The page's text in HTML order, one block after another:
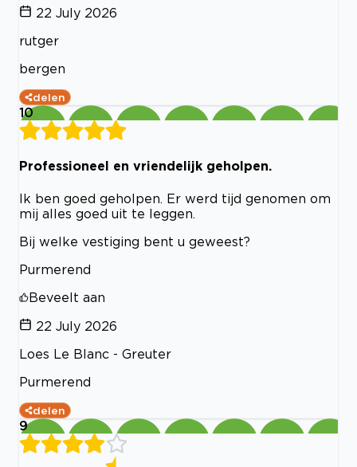
22 July 2026
rutger
bergen
delen
10
Professioneel en vriendelijk geholpen.
Ik ben goed geholpen. Er werd tijd genomen om
mij alles goed uit te leggen.
Bij welke vestiging bent u geweest?
Purmerend
Beveelt aan
22 July 2026
Loes Le Blanc - Greuter
Purmerend
delen
9